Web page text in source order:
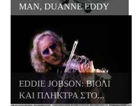
MAN, DUANNE EDDY
EDDIE JOBSON: ΒΙΟΛΙ
ΚΑΙ ΠΛΗΚΤΡΑ ΣΤΟ...